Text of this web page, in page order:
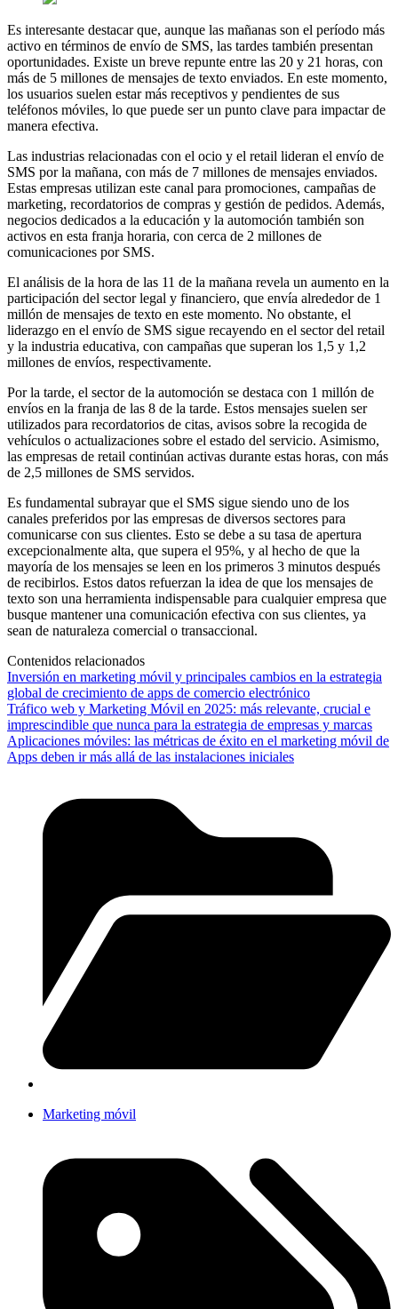
Es interesante destacar que, aunque las mañanas son el período más
activo en términos de envío de SMS, las tardes también presentan
oportunidades. Existe un breve repunte entre las 20 y 21 horas, con
más de 5 millones de mensajes de texto enviados. En este momento,
los usuarios suelen estar más receptivos y pendientes de sus
teléfonos móviles, lo que puede ser un punto clave para impactar de
manera efectiva.
Las industrias relacionadas con el ocio y el retail lideran el envío de
SMS por la mañana, con más de 7 millones de mensajes enviados.
Estas empresas utilizan este canal para promociones, campañas de
marketing, recordatorios de compras y gestión de pedidos. Además,
negocios dedicados a la educación y la automoción también son
activos en esta franja horaria, con cerca de 2 millones de
comunicaciones por SMS.
El análisis de la hora de las 11 de la mañana revela un aumento en la
participación del sector legal y financiero, que envía alrededor de 1
millón de mensajes de texto en este momento. No obstante, el
liderazgo en el envío de SMS sigue recayendo en el sector del retail
y la industria educativa, con campañas que superan los 1,5 y 1,2
millones de envíos, respectivamente.
Por la tarde, el sector de la automoción se destaca con 1 millón de
envíos en la franja de las 8 de la tarde. Estos mensajes suelen ser
utilizados para recordatorios de citas, avisos sobre la recogida de
vehículos o actualizaciones sobre el estado del servicio. Asimismo,
las empresas de retail continúan activas durante estas horas, con más
de 2,5 millones de SMS servidos.
Es fundamental subrayar que el SMS sigue siendo uno de los
canales preferidos por las empresas de diversos sectores para
comunicarse con sus clientes. Esto se debe a su tasa de apertura
excepcionalmente alta, que supera el 95%, y al hecho de que la
mayoría de los mensajes se leen en los primeros 3 minutos después
de recibirlos. Estos datos refuerzan la idea de que los mensajes de
texto son una herramienta indispensable para cualquier empresa que
busque mantener una comunicación efectiva con sus clientes, ya
sean de naturaleza comercial o transaccional.
Contenidos relacionados
Inversión en marketing móvil y principales cambios en la estrategia
global de crecimiento de apps de comercio electrónico
Tráfico web y Marketing Móvil en 2025: más relevante, crucial e
imprescindible que nunca para la estrategia de empresas y marcas
Aplicaciones móviles: las métricas de éxito en el marketing móvil de
Apps deben ir más allá de las instalaciones iniciales
Marketing móvil